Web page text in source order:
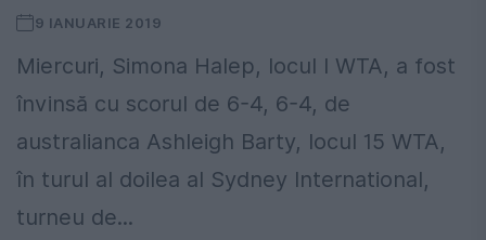
9 IANUARIE 2019
Miercuri, Simona Halep, locul I WTA, a fost
învinsă cu scorul de 6-4, 6-4, de
australianca Ashleigh Barty, locul 15 WTA,
în turul al doilea al Sydney International,
turneu de...